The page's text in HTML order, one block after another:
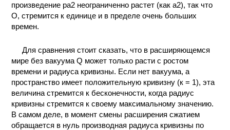
КОНТАКТЫ
произведение ра2 неограниченно растет (как а2), так что
О, стремится к единице и в пределе очень больших
времен.
Для сравнения стоит сказать, что в расширяющемся
мире без вакуума Q может только расти с ростом
времени и радиуса кривизны. Если нет вакуума, а
пространство имеет положительную кривизну (к = 1), эта
величина стремится к бесконечности, когда радиус
кривизны стремится к своему максимальному значению.
В самом деле, в момент смены расширения сжатием
обращается в нуль производная радиуса кривизны по